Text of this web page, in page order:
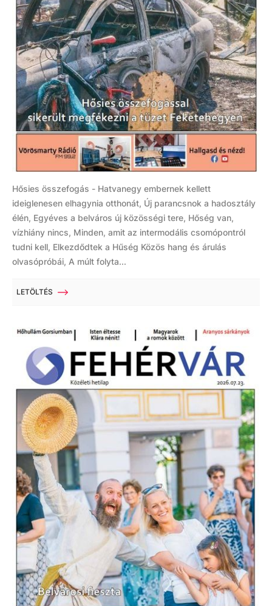
Hősies összefogás - Hatvanegy embernek kellett
ideiglenesen elhagynia otthonát, Új parancsnok a hadosztály
élén, Egyéves a belváros új közösségi tere, Hőség van,
vízhiány nincs, Minden, amit az intermodális csomópontról
tudni kell, Elkezdődtek a Hűség Közös hang és árulás
olvasópróbái, A múlt folyta...
LETÖLTÉS